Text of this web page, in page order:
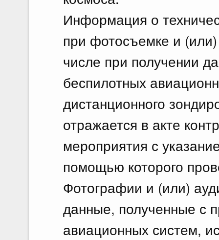
Информация о
при фотосъемке и
числе при получении
беспилотных
дистанционного
отражается в акте
мероприятия с
помощью которого
Фотографии и (или)
данные, полученные с
авиационных систем,